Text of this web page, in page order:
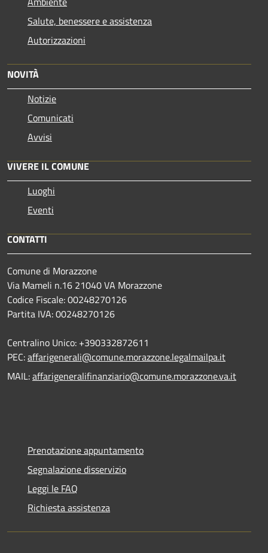
Salute, benessere e assistenza
Autorizzazioni
NOVITÀ
Notizie
Comunicati
Avvisi
VIVERE IL COMUNE
Luoghi
Eventi
CONTATTI
Comune di Morazzone
Via Mameli n.16 21040 VA Morazzone
Codice Fiscale: 00248270126
Partita IVA: 00248270126
Centralino Unico: +390332872611
PEC:affarigenerali@comune.morazzone.legalmailpa.it
MAIL:affarigeneralifinanziario@comune.morazzone.va.it
Prenotazione appuntamento
Segnalazione disservizio
Leggi le FAQ
Richiesta assistenza